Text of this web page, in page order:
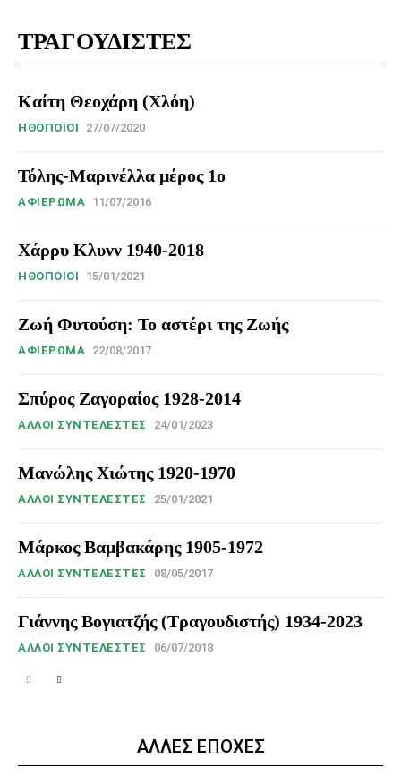
ΤΡΑΓΟΥΔΙΣΤΕΣ
Καίτη Θεοχάρη (Χλόη)
HΘΟΠΟΙΟΊ 27/07/2020
Τόλης-Μαρινέλλα μέρος 1ο
ΑΦΙΈΡΩΜΑ 11/07/2016
Χάρρυ Κλυνν 1940-2018
HΘΟΠΟΙΟΊ 15/01/2021
Ζωή Φυτούση: Το αστέρι της Ζωής
ΑΦΙΈΡΩΜΑ 22/08/2017
Σπύρος Ζαγοραίος 1928-2014
ΆΛΛΟΙ ΣΥΝΤΕΛΕΣΤΈΣ 24/01/2023
Μανώλης Χιώτης 1920-1970
ΆΛΛΟΙ ΣΥΝΤΕΛΕΣΤΈΣ 25/01/2021
Μάρκος Βαμβακάρης 1905-1972
ΆΛΛΟΙ ΣΥΝΤΕΛΕΣΤΈΣ 08/05/2017
Γιάννης Βογιατζής (Τραγουδιστής) 1934-2023
ΆΛΛΟΙ ΣΥΝΤΕΛΕΣΤΈΣ 06/07/2018
ΑΛΛΕΣ ΕΠΟΧΕΣ